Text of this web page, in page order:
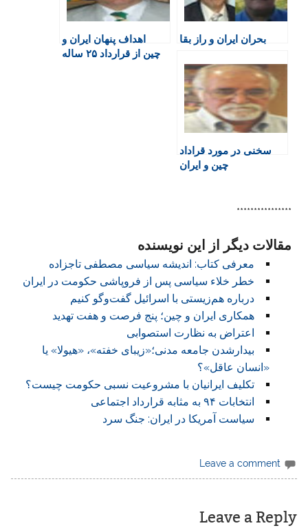
m
i
n
p
i
e
d
بحران ایران و راز بقا
اهداف پنهان ایران و
چین از قرارداد ۲۵ ساله
سخنی در مورد قراداد
چین و ایران
****************
مقالات دیگر از این نویسنده
معرفی کتاب: اندیشه سیاسی مصطفی تاجزاده
خطر خلاء سیاسی پس از فروپاشی حکومت در ایران
درباره هم‌زیستی با اسرائیل گفت‌وگو کنیم
همکاری ایران و چین؛ پنج فرصت و هفت تهدید‏
اعتراض به نظارت استصوابی
بیدارشدن جامعه مدنی؛«زیبای خفته»، «هیولا» یا
«انسان عاقل»؟
تکلیف ایرانیان با مشروعیت نسبی حکومت چیست؟
انتخابات ۹۴ به مثابه قرارداد اجتماعی
‌سیاست آمریکا در ایران: جنگ سرد
Leave a comment
Leave a Reply